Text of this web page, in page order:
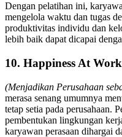
Dengan pelatihan ini,
mengelola waktu dan tugas
produktivitas individu dan
lebih baik dapat dicapai
10. Happiness At Work
(Menjadikan Perusahaan
merasa senang umumnya
tetap setia pada perusahaan.
pembentukan lingkungan
karyawan perasaan dihargai